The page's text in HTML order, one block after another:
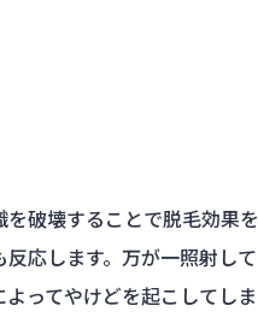
破壊することで脱毛効果を
応します。万が一照射して
ってやけどを起こしてしま